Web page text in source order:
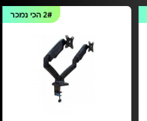
2#הכי נמכר